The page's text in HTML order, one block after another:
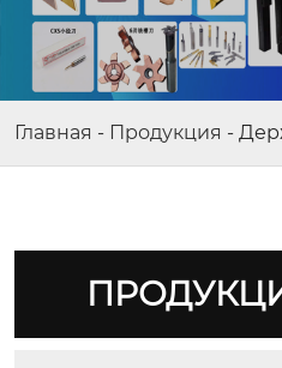
Главная - Продукция -